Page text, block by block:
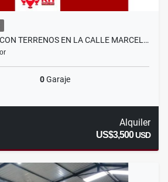
TERRENOS EN LA CALLE MARCEL…
0Garaje
Alquiler
US$3,500USD